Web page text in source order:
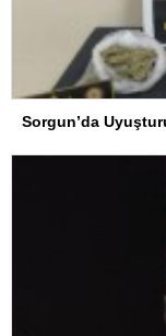
Sorgun’da